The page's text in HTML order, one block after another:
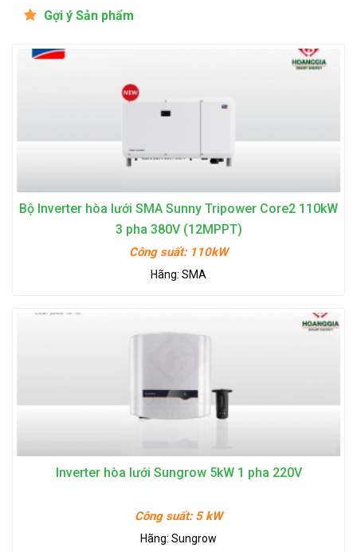
Gợi ý Sản phẩm
Bộ Inverter hòa lưới SMA Sunny Tripower Core2 110kW
3 pha 380V (12MPPT)
Công suất: 110kW
Hãng: SMA
Inverter hòa lưới Sungrow 5kW 1 pha 220V
Công suất: 5 kW
Hãng: Sungrow